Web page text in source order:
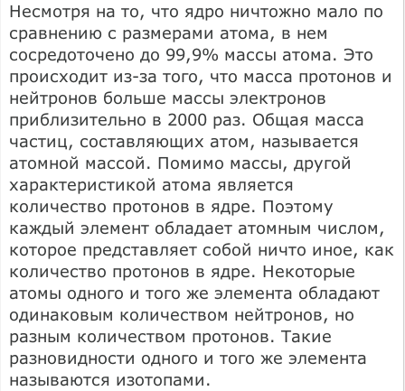
Несмотря на то, что ядро ничтожно мало по
сравнению с размерами атома, в нем
сосредоточено до 99,9% массы атома. Это
происходит из-за того, что масса протонов и
нейтронов больше массы электронов
приблизительно в 2000 раз. Общая масса
частиц, составляющих атом, называется
атомной массой. Помимо массы, другой
характеристикой атома является
количество протонов в ядре. Поэтому
каждый элемент обладает атомным числом,
которое представляет собой ничто иное, как
количество протонов в ядре. Некоторые
атомы одного и того же элемента обладают
одинаковым количеством нейтронов, но
разным количеством протонов. Такие
разновидности одного и того же элемента
называются изотопами.